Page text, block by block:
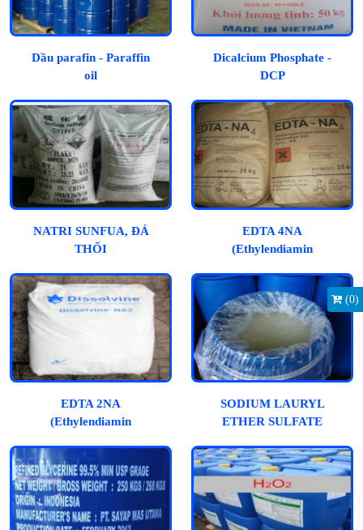
(0)
Dầu parafin - Paraffin
oil
Dicalcium Phosphate -
DCP
NATRI SUNFUA, ĐÁ
THỐI
EDTA 4NA
(Ethylendiamin
EDTA 2NA
(Ethylendiamin
SODIUM LAURYL
ETHER SULFATE